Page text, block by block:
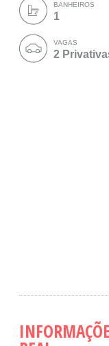
BANHEIROS
1
VAGAS
2